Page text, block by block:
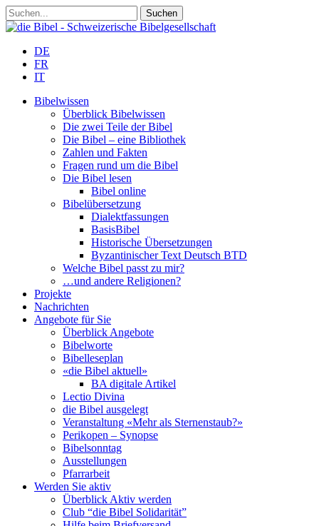
DE
FR
IT
Bibelwissen
Überblick Bibelwissen
Die zwei Teile der Bibel
Die Bibel – eine Bibliothek
Zahlen und Fakten
Fragen rund um die Bibel
Die Bibel lesen
Bibel online
Bibelübersetzung
Dialektfassungen
BasisBibel
Historische Übersetzungen
Byzantinischer Text Deutsch BTD
Welche Bibel passt zu mir?
…und andere Religionen?
Projekte
Nachrichten
Angebote für Sie
Überblick Angebote
Bibelworte
Bibelleseplan
«die Bibel aktuell»
BA digitale Artikel
Lectio Divina
die Bibel ausgelegt
Veranstaltung «Mehr als Sternenstaub?»
Perikopen – Synopse
Bibelsonntag
Ausstellungen
Pfarrarbeit
Werden Sie aktiv
Überblick Aktiv werden
Club “die Bibel Solidarität”